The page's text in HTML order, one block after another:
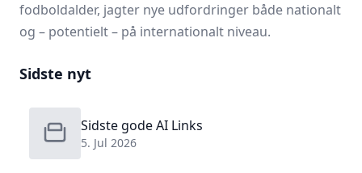
fodboldalder, jagter nye udfordringer både nationalt
og – potentielt – på internationalt niveau.
Sidste nyt
Sidste gode AI Links
5. Jul 2026